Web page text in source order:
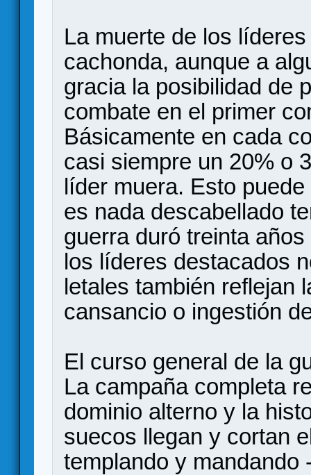
La muerte de los
cachonda, aunque a
gracia la posibilidad de
combate en el primer
Básicamente en cada
casi siempre un 20% o
líder muera. Esto
es nada descabellado
guerra duró treinta
los líderes destacados
letales también reflejan
cansancio o ingestión
El curso general de la
La campaña completa
dominio alterno y la
suecos llegan y cortan
templando y mandando